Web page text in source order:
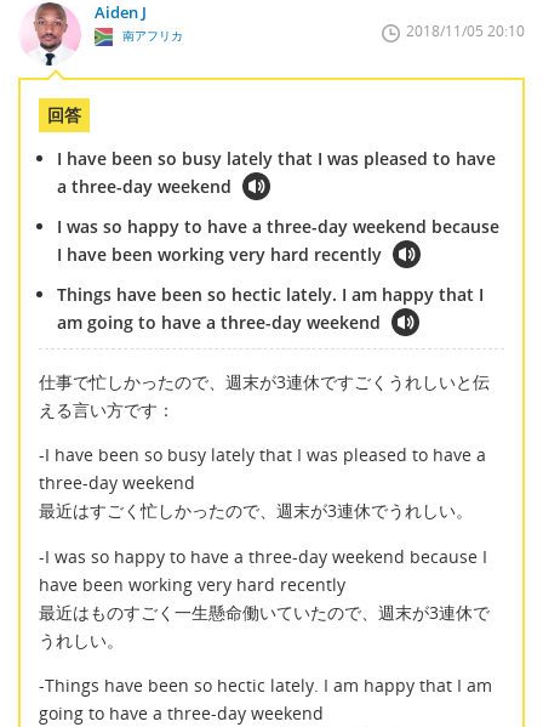
Aiden J
南アフリカ 2018/11/05 20:10
回答
I have been so busy lately that I was pleased to have
a three-day weekend
I was so happy to have a three-day weekend because
I have been working very hard recently
Things have been so hectic lately. I am happy that I
am going to have a three-day weekend
仕事で忙しかったので、週末が3連休ですごくうれしいと伝
える言い方です：
-I have been so busy lately that I was pleased to have a
three-day weekend
最近はすごく忙しかったので、週末が3連休でうれしい。
-I was so happy to have a three-day weekend because I
have been working very hard recently
最近はものすごく一生懸命働いていたので、週末が3連休で
うれしい。
-Things have been so hectic lately. I am happy that I am
going to have a three-day weekend